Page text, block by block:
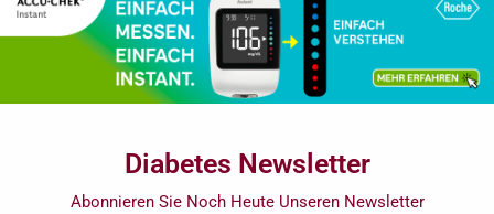
Diabetes Newsletter
Abonnieren Sie Noch Heute Unseren Newsletter